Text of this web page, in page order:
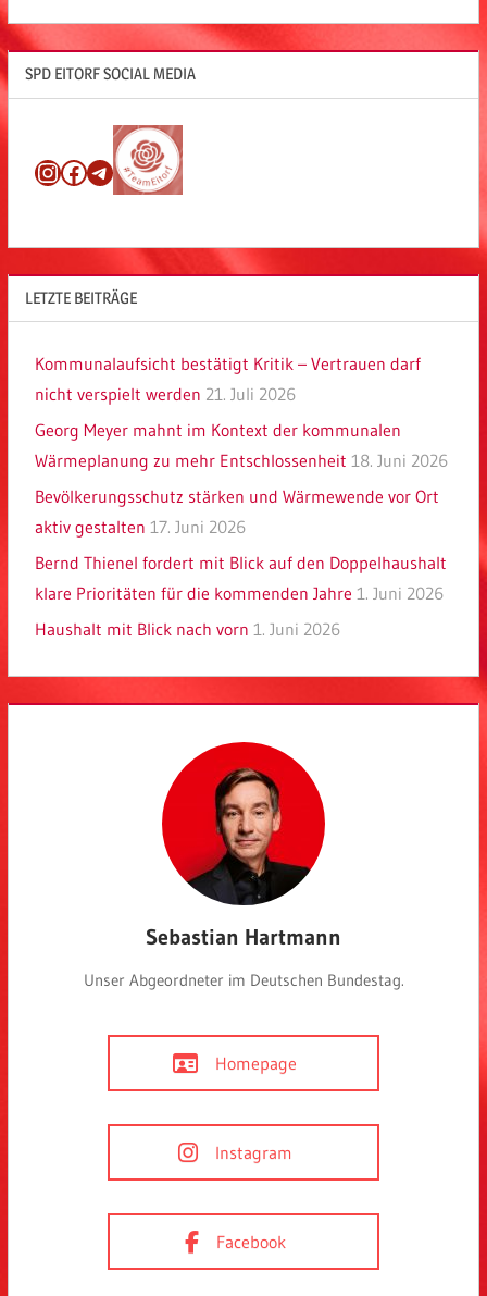
SPD EITORF SOCIAL MEDIA
Instagram
Facebook
Telegram
LETZTE BEITRÄGE
Kommunalaufsicht bestätigt Kritik – Vertrauen darf
nicht verspielt werden 21. Juli 2026
Georg Meyer mahnt im Kontext der kommunalen
Wärmeplanung zu mehr Entschlossenheit 18. Juni 2026
Bevölkerungsschutz stärken und Wärmewende vor Ort
aktiv gestalten 17. Juni 2026
Bernd Thienel fordert mit Blick auf den Doppelhaushalt
klare Prioritäten für die kommenden Jahre 1. Juni 2026
Haushalt mit Blick nach vorn 1. Juni 2026
Sebastian Hartmann
Unser Abgeordneter im Deutschen Bundestag.
Homepage
Instagram
Facebook